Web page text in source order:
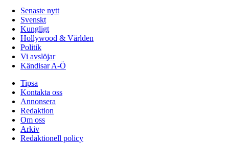
Senaste nytt
Svenskt
Kungligt
Hollywood & Världen
Politik
Vi avslöjar
Kändisar A-Ö
Tipsa
Kontakta oss
Annonsera
Redaktion
Om oss
Arkiv
Redaktionell policy